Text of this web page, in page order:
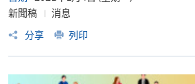
新聞稿
消息
分享
列印